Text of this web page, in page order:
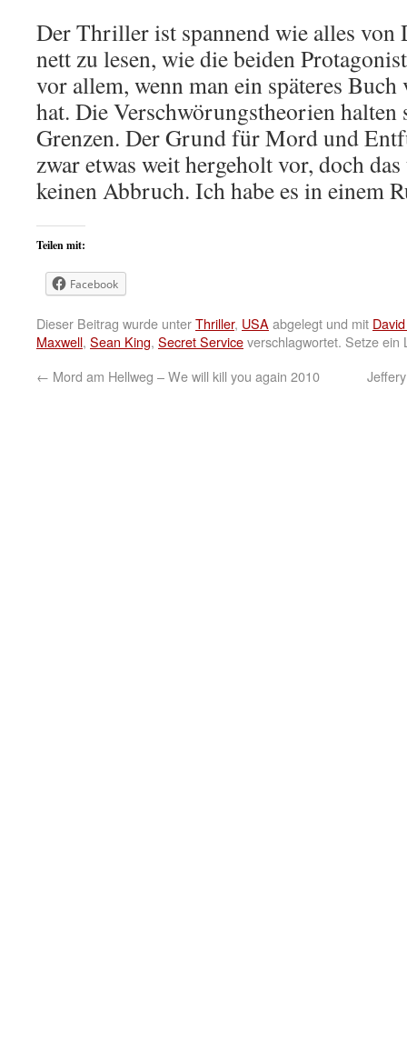
Der Thriller ist spannend wie alles von
nett zu lesen, wie die beiden
vor allem, wenn man ein späteres Buch
hat. Die Verschwörungstheorien halten
Grenzen. Der Grund für Mord und
zwar etwas weit hergeholt vor, doch
keinen Abbruch. Ich habe es in einem
Teilen mit:
Facebook
Dieser Beitrag wurde unterThriller, USA abgelegt und mit
Maxwell, Sean King, Secret Serviceverschlagwortet. Setze
← Mord am Hellweg – We will kill you again 2010